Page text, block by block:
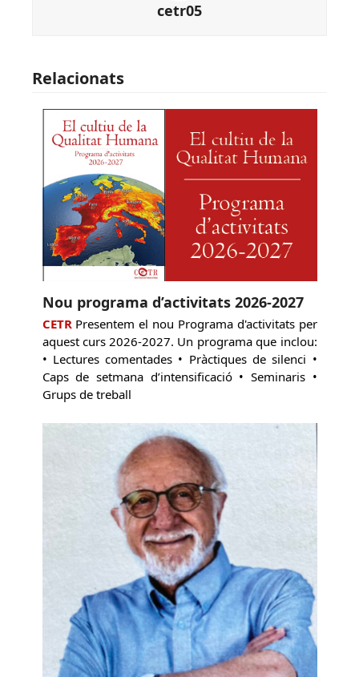
cetr05
Relacionats
Nou programa d’activitats 2026-2027
CETR Presentem el nou Programa d'activitats per
aquest curs 2026-2027. Un programa que inclou:
• Lectures comentades • Pràctiques de silenci •
Caps de setmana d’intensificació • Seminaris •
Grups de treball